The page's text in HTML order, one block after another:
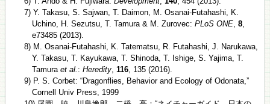
7) Y. Takasu, S. Sajwan, T. Daimon, M. Osanai-Futahashi, K.
Uchino, H. Sezutsu, T. Tamura & M. Zurovec: PLoS ONE, 8,
e73485 (2013).
8) M. Osanai-Futahashi, K. Tatematsu, R. Futahashi, J. Narukawa,
Y. Takasu, T. Kayukawa, T. Shinoda, T. Ishige, S. Yajima, T.
Tamura et al. : Heredity, 116, 135 (2016).
9) P. S. Corbet: “Dragonflies, Behavior and Ecology of Odonata,”
Cornell Univ Press, 1999